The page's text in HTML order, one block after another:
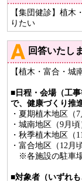
【集団健診】植
りたい
回答いたし
【植木・富合・城
■日程・会場（工
で、健康づくり推
・夏期植木地区
・城南地区（9
・秋季植木地区
・富合地区（
※各施設の駐車場
■対象者（いずれ